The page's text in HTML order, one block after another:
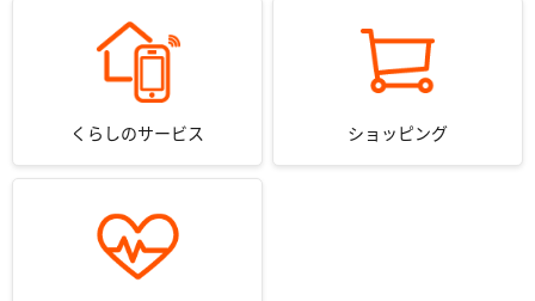
くらしのサービス ショッピング